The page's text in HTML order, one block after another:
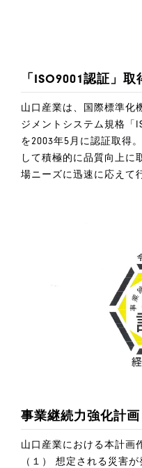
「ISO9001認証」取
山口産業は、国際標準化
ジメントシステム規格「
を2003年5月に認証取得
して積極的に品質向上に
場ニーズに迅速に応えて
事業継続力強化計画
山口産業における本計画
（１） 想定される災害